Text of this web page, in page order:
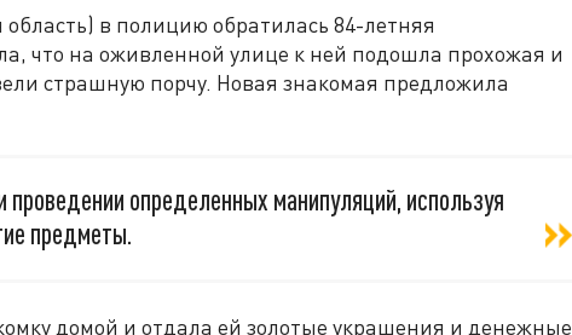
в полицию обратилась 84-летняя
что на оживленной улице к ней подошла прохожая и
страшную порчу. Новая знакомая предложила
определенных манипуляций, используя
предметы.
домой и отдала ей золотые украшения и денежные